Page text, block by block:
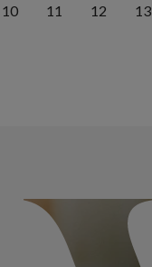
10 11 12 13